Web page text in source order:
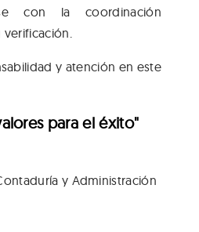
con la coordinación
y atención en este
para el éxito"
y Administración